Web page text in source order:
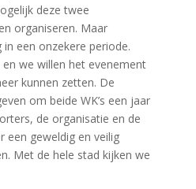
deze twee
organiseren. Maar
een onzekere periode.
we willen het evenement
kunnen zetten. De
om beide WK’s een jaar
de organisatie en de
een geweldig en veilig
Met de hele stad kijken we